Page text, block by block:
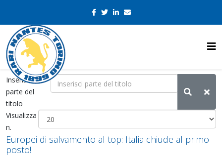
Inserisci
parte del
titolo
Visualizza
n.
Europei di salvamento al top: Italia chiude al primo
posto!